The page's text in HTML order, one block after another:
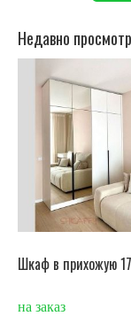
Недавно
Шкаф в прихожую 17
на заказ